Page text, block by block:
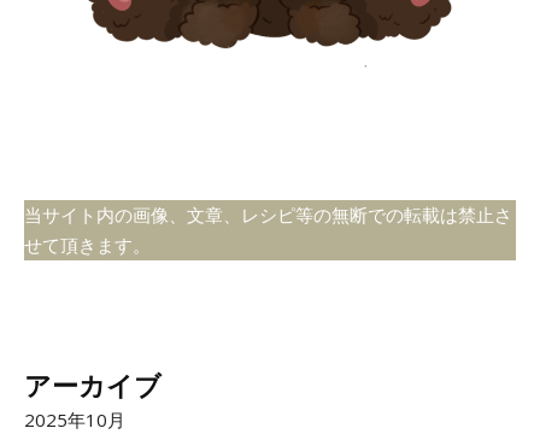
当サイト内の画像、文章、レシピ等の無断での転載は禁止さ
せて頂きます。
アーカイブ
2025年10月